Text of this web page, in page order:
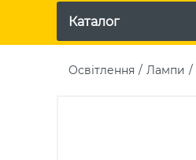
Каталог
Освітлення Лампи